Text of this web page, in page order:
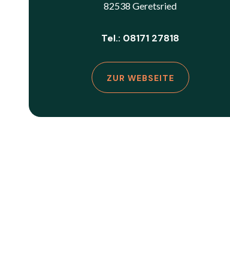
82538 Geretsried
Tel.: 08171 27818
ZUR WEBSEITE